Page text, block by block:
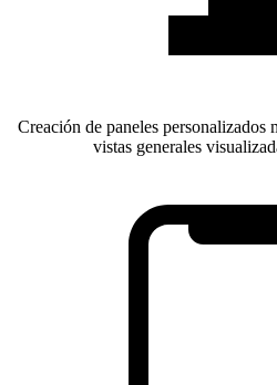
Creación de paneles personalizados
vistas generales